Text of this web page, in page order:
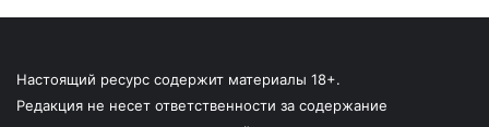
Настоящий ресурс содержит материалы 18+.
Редакция не несет ответственности за содержание